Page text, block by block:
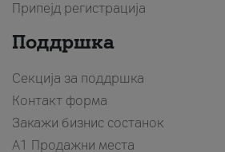
Припејд регистрација
Поддршка
Секција за поддршка
Контакт форма
Закажи бизнис состанок
A1 Продажни места